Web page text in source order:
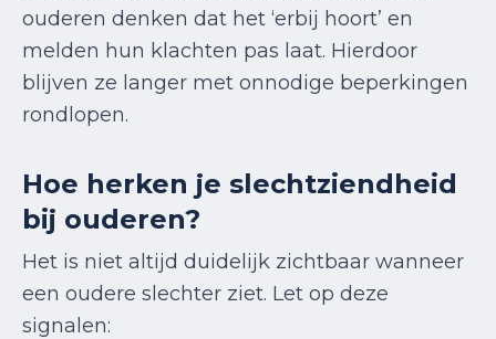
ouderen denken dat het ‘erbij hoort’ en
melden hun klachten pas laat. Hierdoor
blijven ze langer met onnodige beperkingen
rondlopen.
Hoe herken je slechtziendheid
bij ouderen?
Het is niet altijd duidelijk zichtbaar wanneer
een oudere slechter ziet. Let op deze
signalen: